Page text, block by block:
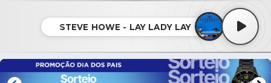
STEVE HOWE - LAY LADY LAY